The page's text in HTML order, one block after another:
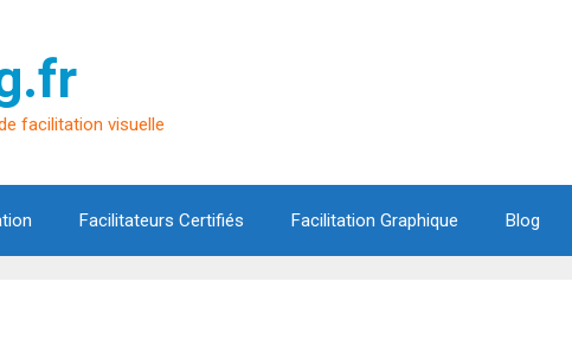
facilitation visuelle
Facilitateurs Certifiés Facilitation Graphique Blog